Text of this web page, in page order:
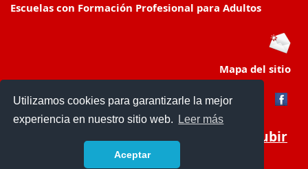
Utilizamos cookies para garantizarle la mejor
experiencia en nuestro sitio web.
Leer más
Aceptar
Escuelas con Formación Profesional para Adultos
Mapa del sitio
Subir